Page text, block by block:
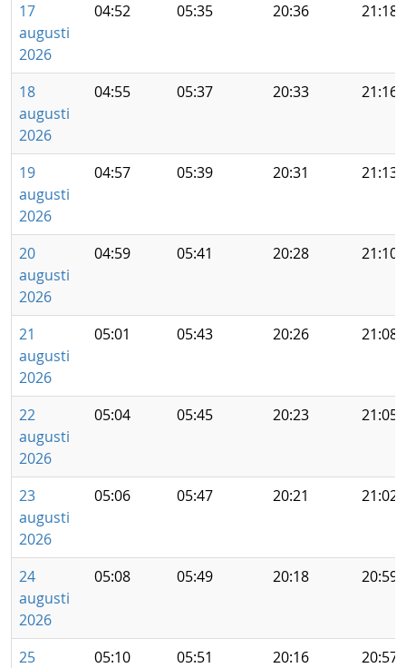
17
augusti
2026
04:52 05:35 20:36 21:18
18
augusti
2026
04:55 05:37 20:33 21:16
19
augusti
2026
04:57 05:39 20:31 21:13
20
augusti
2026
04:59 05:41 20:28 21:10
21
augusti
2026
05:01 05:43 20:26 21:08
22
augusti
2026
05:04 05:45 20:23 21:05
23
augusti
2026
05:06 05:47 20:21 21:02
24
augusti
2026
05:08 05:49 20:18 20:59
25
05:10 05:51 20:16 20:57